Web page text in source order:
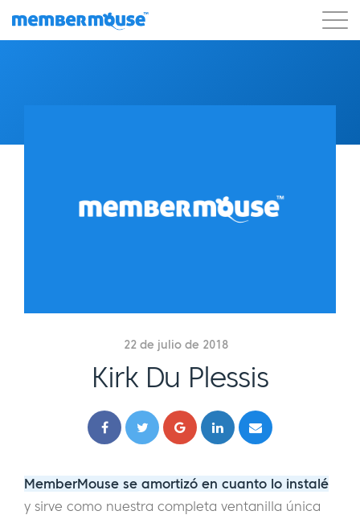
22 de julio de 2018
Kirk Du Plessis
MemberMouse se amortizó en cuanto lo instalé
y sirve como nuestra completa ventanilla única